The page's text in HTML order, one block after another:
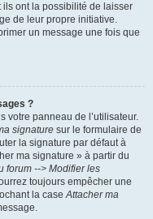
ont la possibilité de laisser
de leur propre initiative.
un message une fois que
?
votre panneau de l’utilisateur.
signature sur le formulaire de
la signature par défaut à
ma signature » à partir du
forum --> Modifier les
toujours empêcher une
la caseAttacher ma